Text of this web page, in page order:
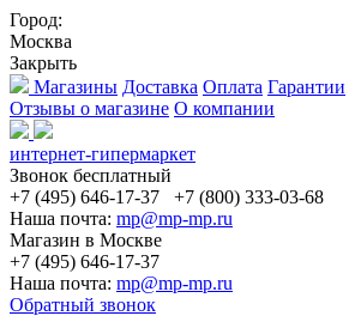
Город:
Москва
Закрыть
Магазины Доставка Оплата Гарантии
Отзывы о магазине О компании
интернет-гипермаркет
Звонок бесплатный
+7 (495) 646-17-37
+7 (800) 333-03-68
Наша почта: mp@mp-mp.ru
Магазин в Москве
+7 (495) 646-17-37
Наша почта: mp@mp-mp.ru
Обратный звонок